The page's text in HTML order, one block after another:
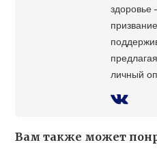
здоровье
личный
Вам также может